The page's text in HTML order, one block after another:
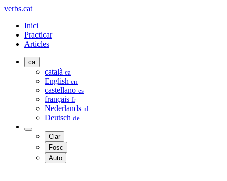
verbs.cat
Inici
Practicar
Articles
ca
català ca
English en
castellano es
français fr
Nederlands nl
Deutsch de
Clar
Fosc
Auto